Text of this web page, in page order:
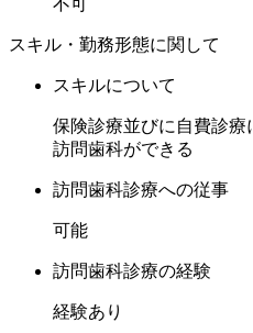
不可
スキル・勤務形態に関して
スキルについて
保険診療並びに自費診療
訪問歯科ができる
訪問歯科診療への従事
可能
訪問歯科診療の経験
経験あり